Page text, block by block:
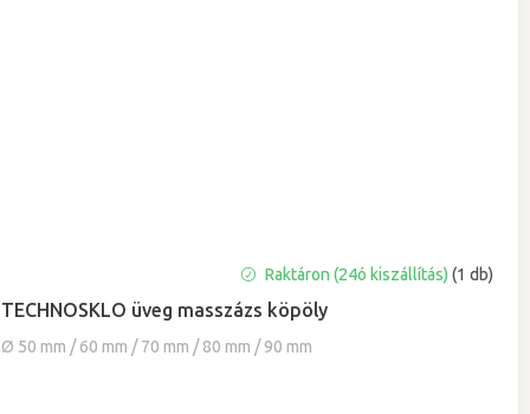
TECHNOSKLO üveg masszázs köpöly
Ø 50 mm / 60 mm / 70 mm / 80 mm / 90 mm
átlagos
értékelése
Raktáron (24ó kiszállítás)(1 db)